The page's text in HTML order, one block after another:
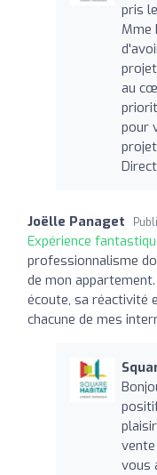
pris
Mme
au
pour
Joëlle Panaget
Expérience
professionnalisme
de mon
écoute, sa réactivité
chacune de mes
vous